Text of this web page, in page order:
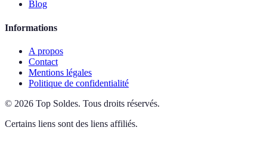
Blog
Informations
A propos
Contact
Mentions légales
Politique de confidentialité
© 2026 Top Soldes. Tous droits réservés.
Certains liens sont des liens affiliés.